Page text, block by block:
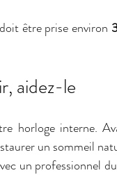
être prise environ
aidez-le
horloge interne.
un sommeil
un professionnel